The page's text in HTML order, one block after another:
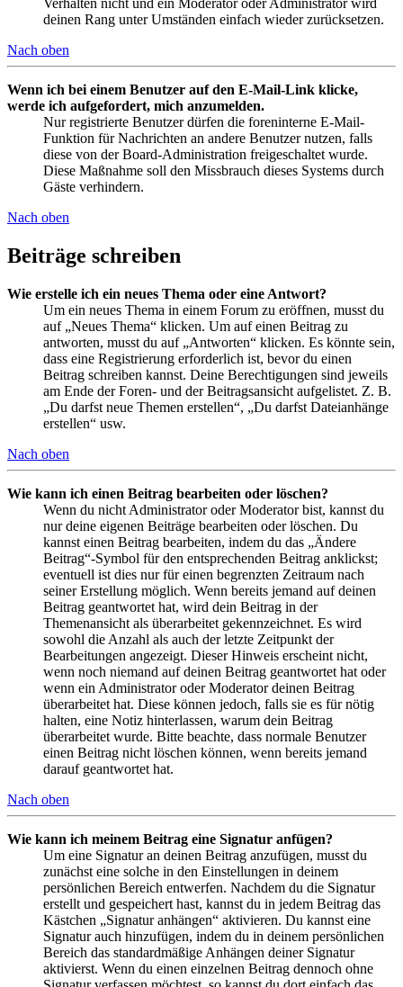
Verhalten nicht und ein Moderator oder Administrator wird
deinen Rang unter Umständen einfach wieder zurücksetzen.
Nach oben
Wenn ich bei einem Benutzer auf den E-Mail-Link klicke,
werde ich aufgefordert, mich anzumelden.
Nur registrierte Benutzer dürfen die foreninterne E-Mail-
Funktion für Nachrichten an andere Benutzer nutzen, falls
diese von der Board-Administration freigeschaltet wurde.
Diese Maßnahme soll den Missbrauch dieses Systems durch
Gäste verhindern.
Nach oben
Beiträge schreiben
Wie erstelle ich ein neues Thema oder eine Antwort?
Um ein neues Thema in einem Forum zu eröffnen, musst du
auf „Neues Thema“ klicken. Um auf einen Beitrag zu
antworten, musst du auf „Antworten“ klicken. Es könnte sein,
dass eine Registrierung erforderlich ist, bevor du einen
Beitrag schreiben kannst. Deine Berechtigungen sind jeweils
am Ende der Foren- und der Beitragsansicht aufgelistet. Z. B.
„Du darfst neue Themen erstellen“, „Du darfst Dateianhänge
erstellen“ usw.
Nach oben
Wie kann ich einen Beitrag bearbeiten oder löschen?
Wenn du nicht Administrator oder Moderator bist, kannst du
nur deine eigenen Beiträge bearbeiten oder löschen. Du
kannst einen Beitrag bearbeiten, indem du das „Ändere
Beitrag“-Symbol für den entsprechenden Beitrag anklickst;
eventuell ist dies nur für einen begrenzten Zeitraum nach
seiner Erstellung möglich. Wenn bereits jemand auf deinen
Beitrag geantwortet hat, wird dein Beitrag in der
Themenansicht als überarbeitet gekennzeichnet. Es wird
sowohl die Anzahl als auch der letzte Zeitpunkt der
Bearbeitungen angezeigt. Dieser Hinweis erscheint nicht,
wenn noch niemand auf deinen Beitrag geantwortet hat oder
wenn ein Administrator oder Moderator deinen Beitrag
überarbeitet hat. Diese können jedoch, falls sie es für nötig
halten, eine Notiz hinterlassen, warum dein Beitrag
überarbeitet wurde. Bitte beachte, dass normale Benutzer
einen Beitrag nicht löschen können, wenn bereits jemand
darauf geantwortet hat.
Nach oben
Wie kann ich meinem Beitrag eine Signatur anfügen?
Um eine Signatur an deinen Beitrag anzufügen, musst du
zunächst eine solche in den Einstellungen in deinem
persönlichen Bereich entwerfen. Nachdem du die Signatur
erstellt und gespeichert hast, kannst du in jedem Beitrag das
Kästchen „Signatur anhängen“ aktivieren. Du kannst eine
Signatur auch hinzufügen, indem du in deinem persönlichen
Bereich das standardmäßige Anhängen deiner Signatur
aktivierst. Wenn du einen einzelnen Beitrag dennoch ohne